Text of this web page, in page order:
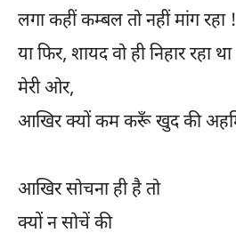
लगा कहीं कम्बल तो नहीं मांग रहा !
या फिर, शायद वो ही निहार रहा था
मेरी ओर,
आखिर क्यों कम करूँ खुद की
आखिर सोचना ही है तो
क्यों न सोचें की